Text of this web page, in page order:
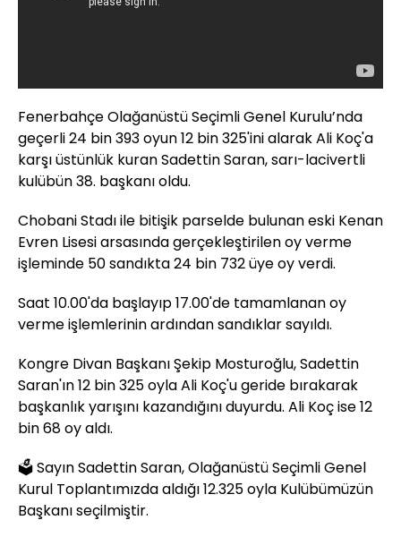
Fenerbahçe Olağanüstü Seçimli Genel Kurulu’nda
geçerli 24 bin 393 oyun 12 bin 325'ini alarak Ali Koç'a
karşı üstünlük kuran Sadettin Saran, sarı-lacivertli
kulübün 38. başkanı oldu.
Chobani Stadı ile bitişik parselde bulunan eski Kenan
Evren Lisesi arsasında gerçekleştirilen oy verme
işleminde 50 sandıkta 24 bin 732 üye oy verdi.
Saat 10.00'da başlayıp 17.00'de tamamlanan oy
verme işlemlerinin ardından sandıklar sayıldı.
Kongre Divan Başkanı Şekip Mosturoğlu, Sadettin
Saran'ın 12 bin 325 oyla Ali Koç'u geride bırakarak
başkanlık yarışını kazandığını duyurdu. Ali Koç ise 12
bin 68 oy aldı.
🗳️ Sayın Sadettin Saran, Olağanüstü Seçimli Genel
Kurul Toplantımızda aldığı 12.325 oyla Kulübümüzün
Başkanı seçilmiştir.